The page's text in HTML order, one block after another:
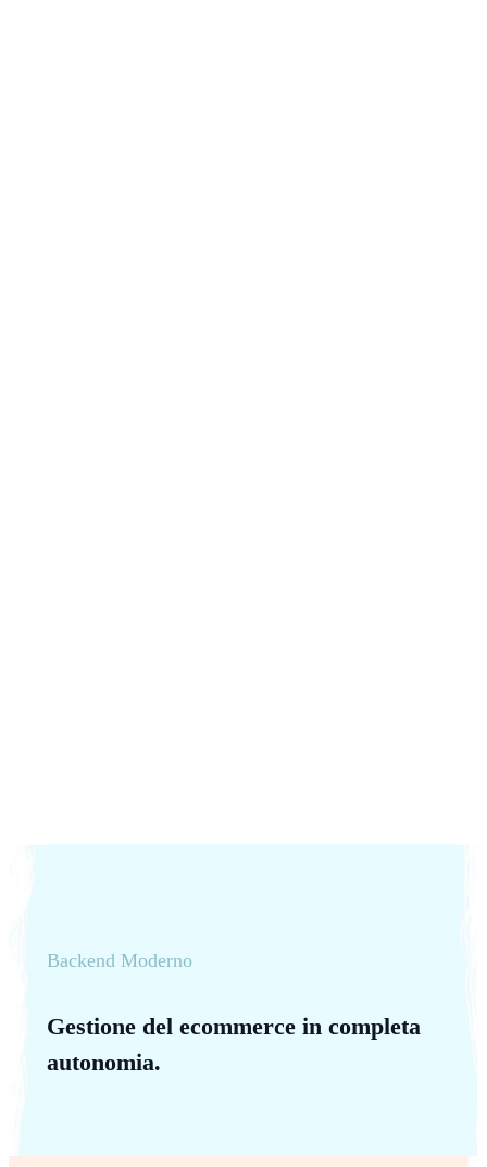
Backend Moderno
Gestione del ecommerce in completa
autonomia.